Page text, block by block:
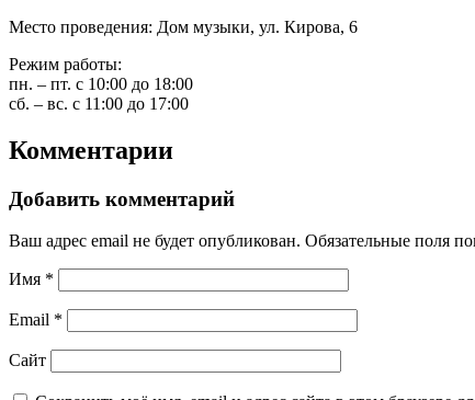
Место проведения: Дом музыки, ул. Кирова, 6
Режим работы:
пн. – пт. с 10:00 до 18:00
сб. – вс. с 11:00 до 17:00
Комментарии
Добавить комментарий
Ваш адрес email не будет опубликован. Обязательные поля
Имя *
Email *
Сайт